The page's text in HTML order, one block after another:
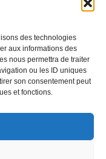
des technologies
aux informations des
nous permettra de traiter
ou les ID uniques
son consentement peut
et fonctions.
deviennent
possible de
réparer,
pour réduire